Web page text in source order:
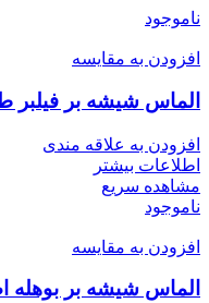
ناموجود
افزودن به مقایسه
الماس شیشه بر فیلبر
افزودن به علاقه مندی
اطلاعات بیشتر
مشاهده سریع
ناموجود
افزودن به مقایسه
الماس شیشه بر بوهله